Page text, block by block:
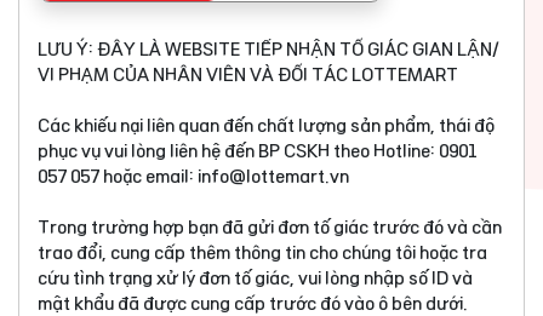
LƯU Ý: ĐÂY LÀ WEBSITE TIẾP NHẬN TỐ GIÁC GIAN LẬN/
VI PHẠM CỦA NHÂN VIÊN VÀ ĐỐI TÁC LOTTEMART
Các khiếu nại liên quan đến chất lượng sản phẩm, thái độ
phục vụ vui lòng liên hệ đến BP CSKH theo Hotline: 0901
057 057 hoặc email: info@lottemart.vn
Trong trường hợp bạn đã gửi đơn tố giác trước đó và cần
trao đổi, cung cấp thêm thông tin cho chúng tôi hoặc tra
cứu tình trạng xử lý đơn tố giác, vui lòng nhập số ID và
mật khẩu đã được cung cấp trước đó vào ô bên dưới.